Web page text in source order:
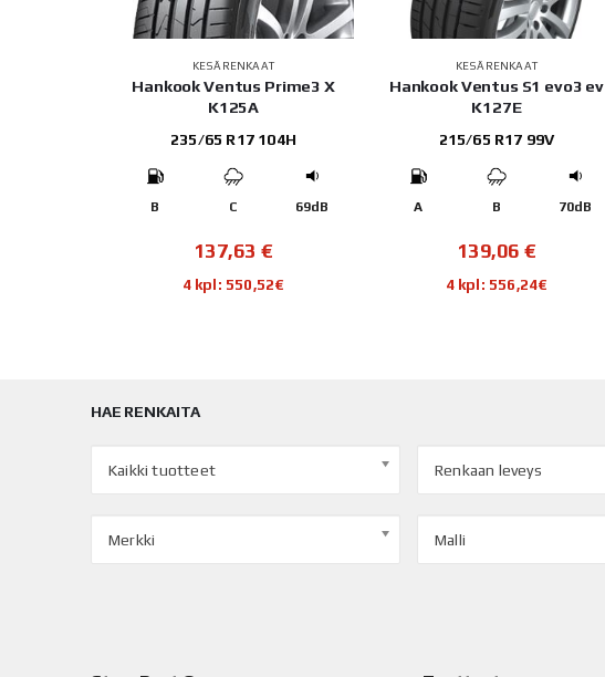
KESÄRENKAAT
Hankook Ventus Prime3 X
K125A
235/65 R17 104H
B C 69dB
137,63 €
4 kpl: 550,52€
KESÄRENKAAT
Hankook Ventus S1 evo3 ev
K127E
215/65 R17 99V
A B 70dB
139,06 €
4 kpl: 556,24€
HAE RENKAITA
Kaikki tuotteet Renkaan leveys
Merkki Malli